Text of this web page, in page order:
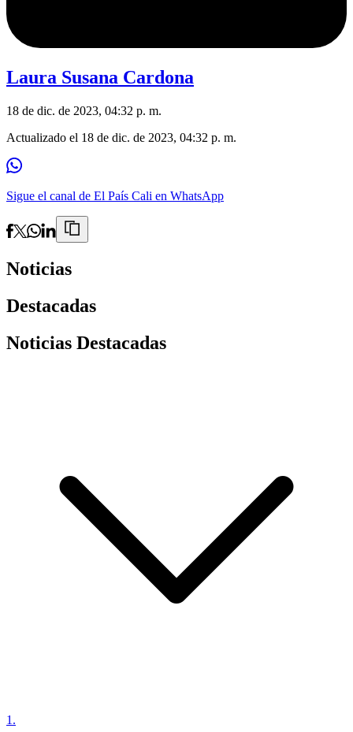
Laura Susana Cardona
18 de dic. de 2023, 04:32 p. m.
Actualizado el 18 de dic. de 2023, 04:32 p. m.
Sigue el canal de El País Cali en WhatsApp
Noticias
Destacadas
Noticias Destacadas
1 .